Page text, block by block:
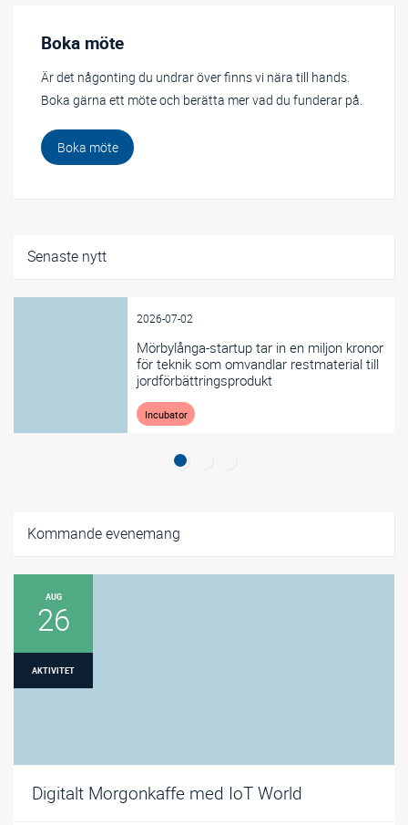
Boka möte
Är det någonting du undrar över finns vi nära till hands.
Boka gärna ett möte och berätta mer vad du funderar på.
Boka möte
Senaste nytt
2026-07-02
Mörbylånga-startup tar in en miljon kronor
för teknik som omvandlar restmaterial till
jordförbättringsprodukt
Incubator
Kommande evenemang
AUG
26
AKTIVITET
Digitalt Morgonkaffe med IoT World